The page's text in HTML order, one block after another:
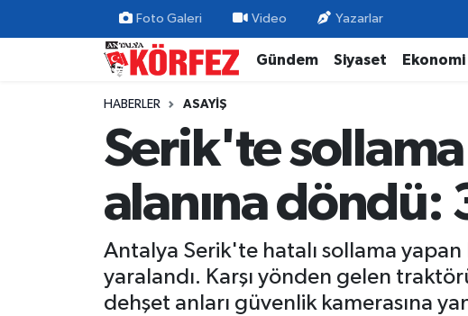
Foto Galeri Video Yazarlar
Gündem Siyaset Ekonomi
HABERLER ASAYIŞ
Serik'te
alanına döndü:
Antalya Serik'te hatalı sollama
yaralandı. Karşı yönden gelen
dehşet anları güvenlik kamerasına
Gündem
Yerel Yönetim
Ekonomi
Nöbetçi Eczaneler
Trafik Durumu
Süper Lig Puan Durumu ve Fikstür
Tüm Manşetler
Son Dakika Haberleri